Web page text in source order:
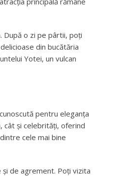
După o zi pe pârtii, poți
din bucătăria
Yotei, un vulcan
pentru eleganța
cât și celebrități, oferind
cele mai bine
de agrement. Poți vizita